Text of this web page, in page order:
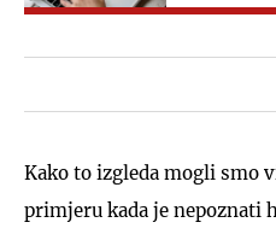
Kako to izgleda mogli smo
primjeru kada je nepoznati